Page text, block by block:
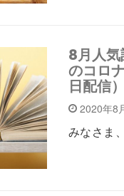
8月人
のコロ
日配信）
2020年8
みなさま